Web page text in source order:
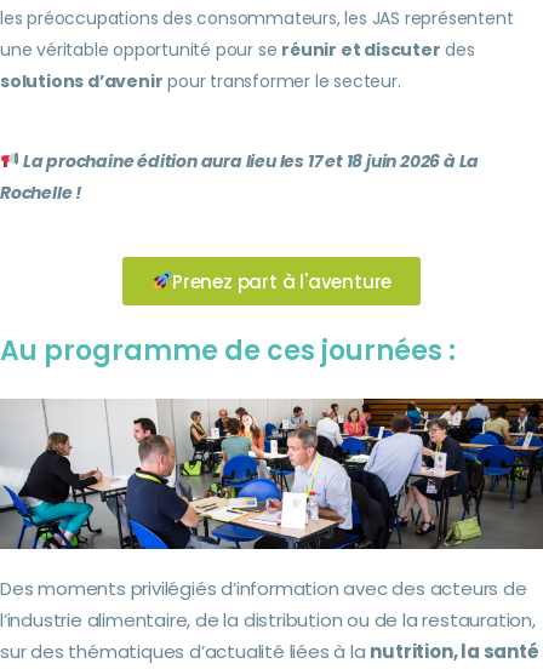
les préoccupations des consommateurs, les JAS représentent
une véritable opportunité pour se réunir et discuter des
solutions d’avenir pour transformer le secteur.
La prochaine édition aura lieu les 17 et 18 juin 2026 à La
Rochelle !
Prenez part à l'aventure
Au programme de ces journées :
Des moments privilégiés d’information avec des acteurs de
l’industrie alimentaire, de la distribution ou de la restauration,
sur des thématiques d’actualité liées à la nutrition, la santé